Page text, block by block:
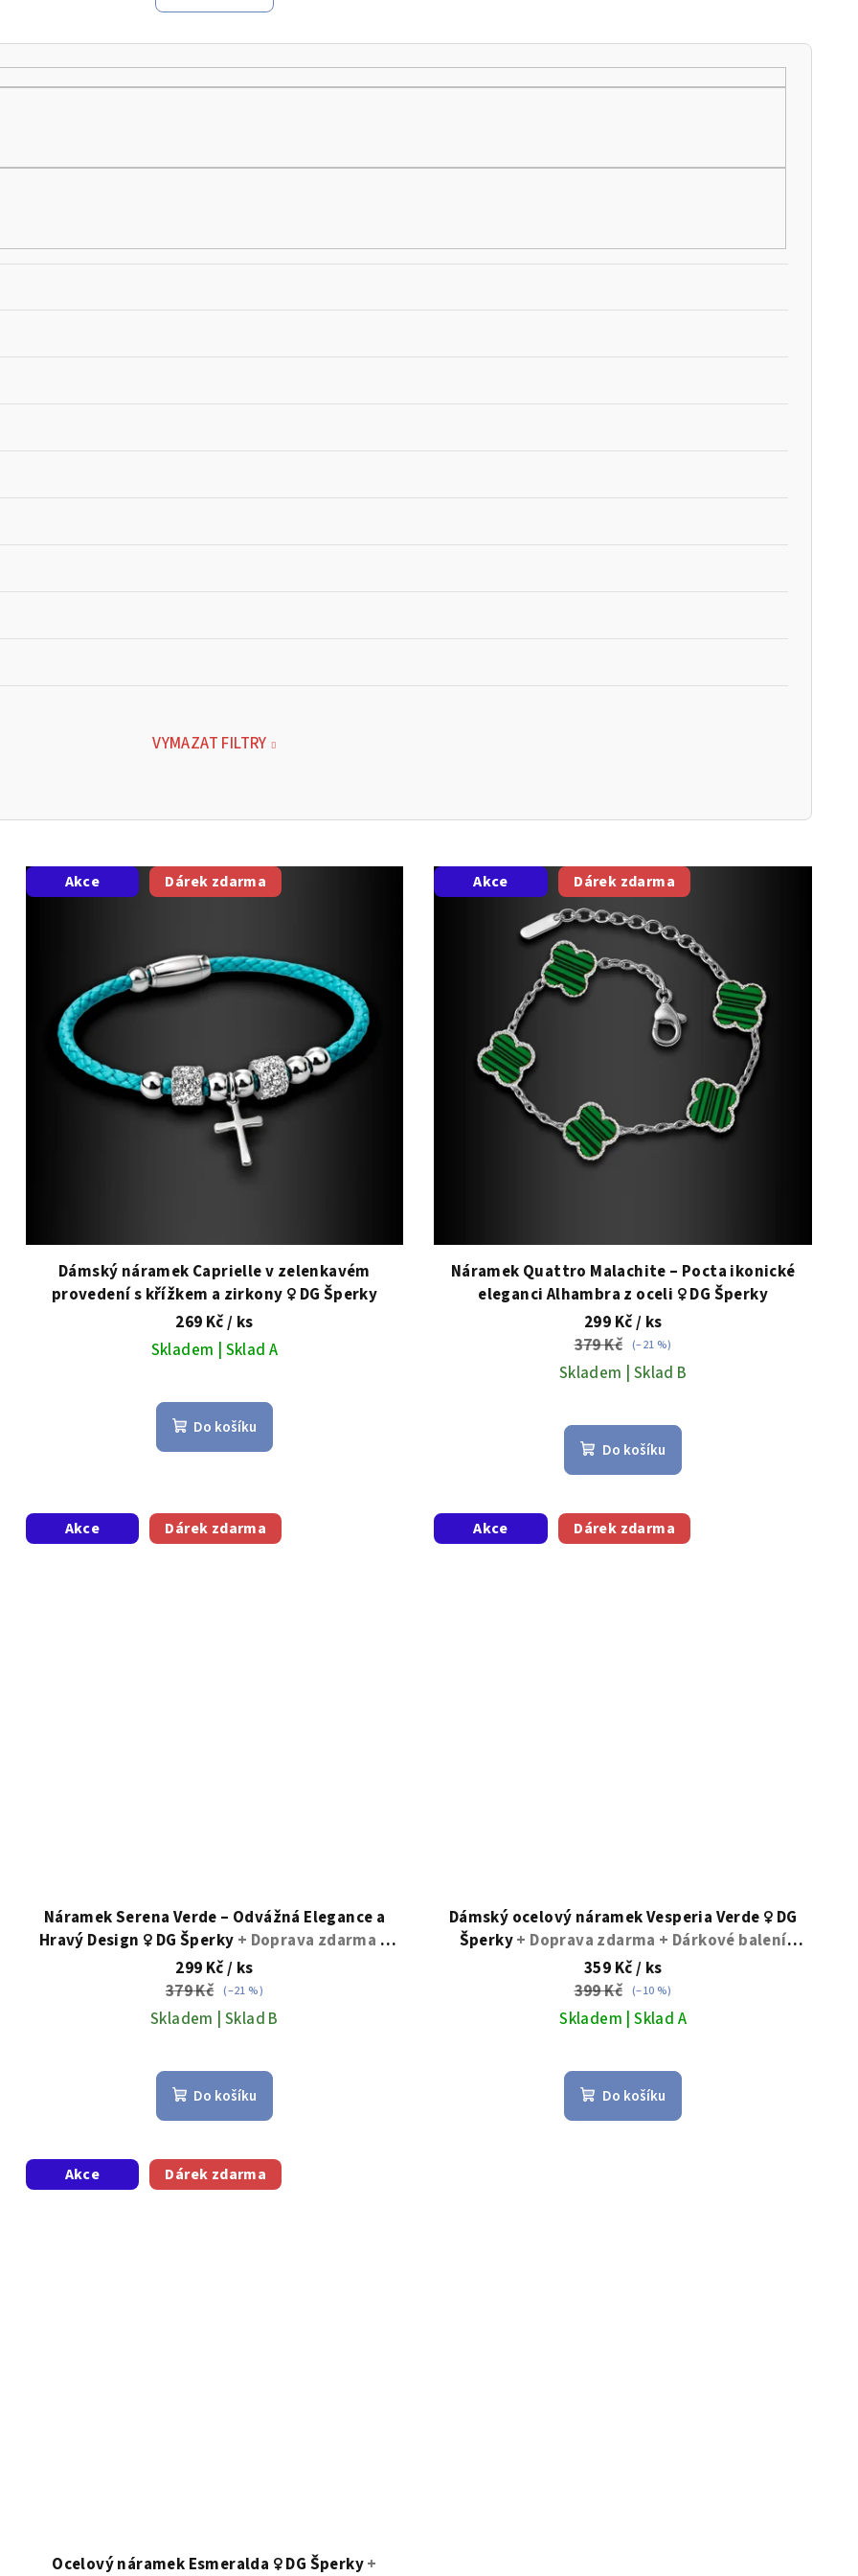
VYMAZAT FILTRY
Akce Dárek zdarma
Dámský náramek Caprielle v zelenkavém
provedení s křížkem a zirkony ♀️ DG Šperky
269 Kč/ ks
Skladem | Sklad A
Do košíku
Akce Dárek zdarma
Náramek Quattro Malachite – Pocta ikonické
eleganci Alhambra z oceli ♀️ DG Šperky
299 Kč/ ks
379 Kč (–21 %)
Skladem | Sklad B
Do košíku
Akce Dárek zdarma
Náramek Serena Verde – Odvážná Elegance a
Hravý Design ♀️ DG Šperky + Doprava zdarma +
Dárkové balení zdarma
299 Kč/ ks
379 Kč (–21 %)
Skladem | Sklad B
Do košíku
Akce Dárek zdarma
Dámský ocelový náramek Vesperia Verde ♀️ DG
Šperky+ Doprava zdarma + Dárkové balení
zdarma
359 Kč/ ks
399 Kč (–10 %)
Skladem | Sklad A
Do košíku
Akce Dárek zdarma
Ocelový náramek Esmeralda ♀️ DG Šperky+